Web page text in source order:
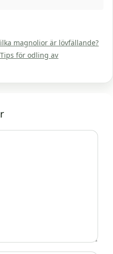
magnolior är lövfällande?
för odling av